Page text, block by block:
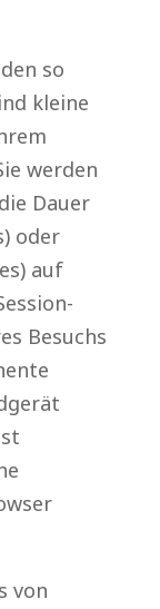
so
kleine
werden
Dauer
oder
auf
Besuchs
von